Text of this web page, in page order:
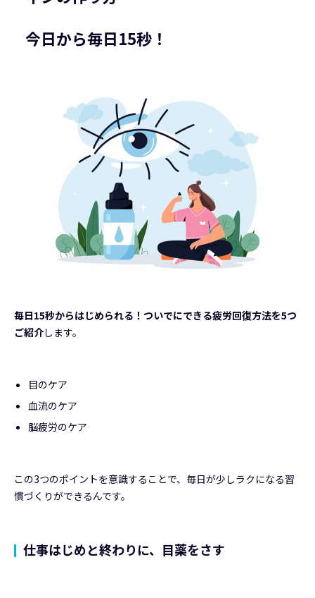
今日から毎日15秒！
毎日15秒からはじめられる！ついでにできる疲労回復方法を5つ
ご紹介します。
目のケア
血流のケア
脳疲労のケア
この3つのポイントを意識することで、毎日が少しラクになる習
慣づくりができるんです。
仕事はじめと終わりに、目薬をさす